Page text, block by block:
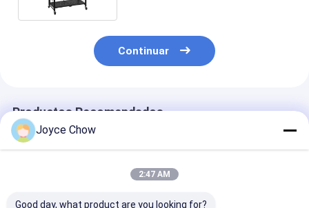
Continuar
Productos Recomendados
Joyce Chow
2:47 AM
Good day, what product are you looking for?